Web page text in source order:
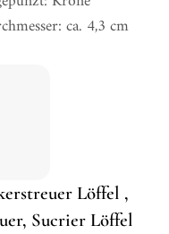
ca. 4,3 cm
Löffel ,
Sucrier Löffel